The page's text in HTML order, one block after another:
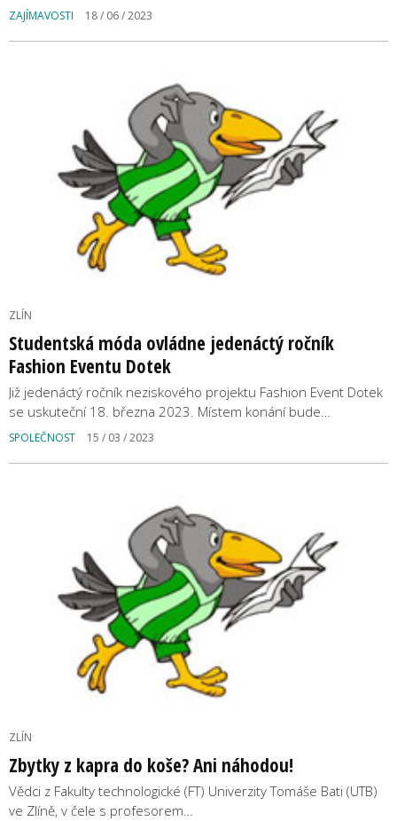
ZAJÍMAVOSTI 18 / 06 / 2023
ZLÍN
Studentská móda ovládne jedenáctý ročník
Fashion Eventu Dotek
Již jedenáctý ročník neziskového projektu Fashion Event Dotek
se uskuteční 18. března 2023. Místem konání bude…
SPOLEČNOST 15 / 03 / 2023
ZLÍN
Zbytky z kapra do koše? Ani náhodou!
Vědci z Fakulty technologické (FT) Univerzity Tomáše Bati (UTB)
ve Zlíně, v čele s profesorem…